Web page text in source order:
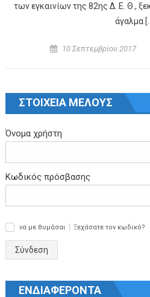
των εγκαινίων της 82ης Δ. Ε. Θ.,
άγαλμα […]
Posted on
10 Σεπτεμβρίου 2017
ΣΤΟΙΧΕΙΑ ΜΕΛΟΥΣ
Όνομα χρήστη
Κωδικός πρόσβασης
να με θυμάσαι Ξεχάσατε τον κωδικό?
Σύνδεση
ΕΝΔΙΑΦΕΡΟΝΤΑ